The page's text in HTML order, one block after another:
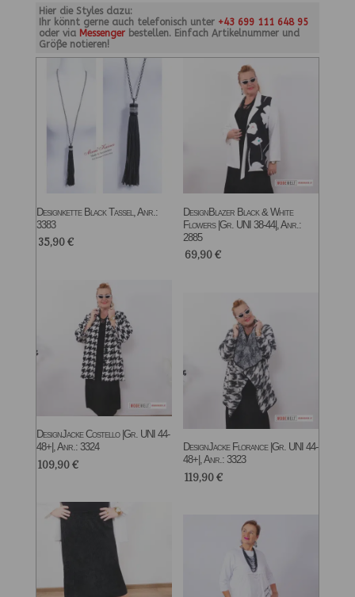
Hier die Styles dazu:
Ihr könnt gerne auch telefonisch unter +43 699 111 648 95
oder via Messengerbestellen. Einfach Artikelnummer und
Größe notieren!
Designkette Black Tassel, Anr.:
3383
35,90€
DesignBlazer Black & White
Flowers |Gr. UNI 38-44|, Anr.:
2885
69,90€
DesignJacke Costello |Gr. UNI 44-
48+|, Anr.: 3324
109,90€
DesignJacke Florance |Gr. UNI 44-
48+|, Anr.: 3323
119,90€